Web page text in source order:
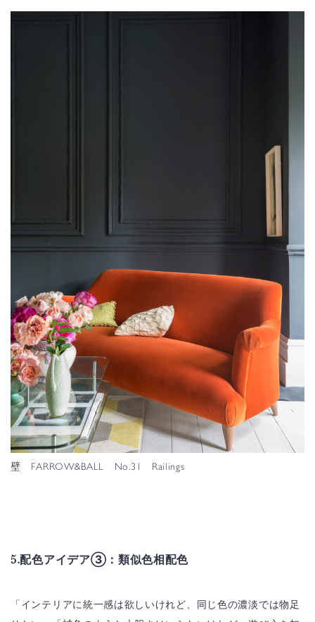
壁 FARROW&BALL No.31 Railings
5.配色アイデア③：類似色相配色
「インテリアに統一感は欲しいけれど、同じ色の濃淡では物足